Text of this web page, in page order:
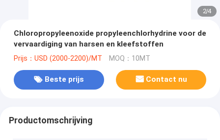
3/4
Chloropropyleenoxide propyleenchlorhydrine voor de
vervaardiging van harsen en kleefstoffen
Prijs：USD (2000-2200)/MT MOQ：10MT
Beste prijs Contact nu
Productomschrijving